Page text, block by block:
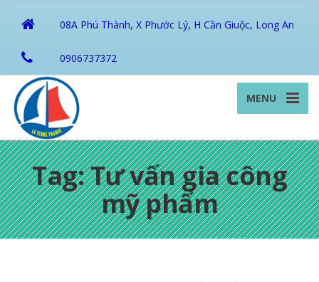
08A Phú Thành, X Phước Lý, H Cần Giuộc, Long An
0906737372
MENU
Tag: Tư vấn gia công
mỹ phẩm